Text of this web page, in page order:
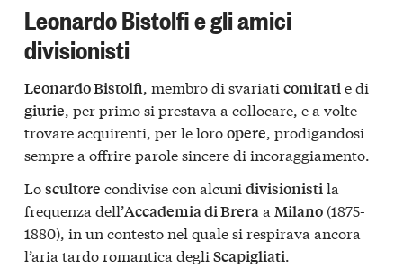
Leonardo Bistolfi e gli amici
divisionisti
Leonardo Bistolfi, membro di svariati comitatie di
giurie, per primo si prestava a collocare, e a volte
trovare acquirenti, per le loroopere, prodigandosi
sempre a offrire parole sincere di incoraggiamento.
Loscultore condivise con alcuni divisionistila
frequenza dell’Accademia di Breraa Milano (1875-
1880), in un contesto nel quale si respirava ancora
l’aria tardo romantica degli Scapigliati.